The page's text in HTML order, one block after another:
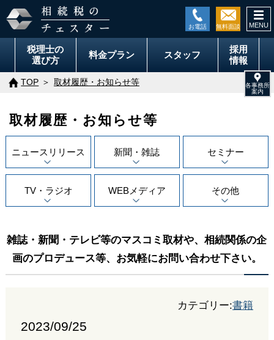
税理士の
選び方
料金プラン スタッフ
採用
情報
TOP 取材履歴・お知らせ等
取材履歴・お知らせ等
ニュースリリース 新聞・雑誌 セミナー
TV・ラジオ WEBメディア その他
雑誌・新聞・テレビ等のマスコミ取材や、相続関係の企
画のプロデュース等、お気軽にお問い合わせ下さい。
カテゴリー:書籍
2023/09/25